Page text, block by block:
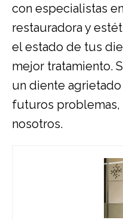
con especialistas
restauradora y
el estado de tus
mejor tratamiento.
un diente
futuros problemas,
nosotros.